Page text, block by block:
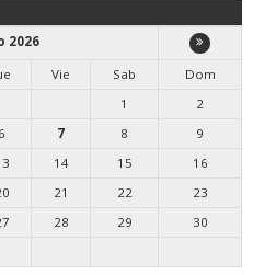
2026
Vie Sab
Dom
1
2
6 7 8
9
14 15
16
21 22
23
28 29
30